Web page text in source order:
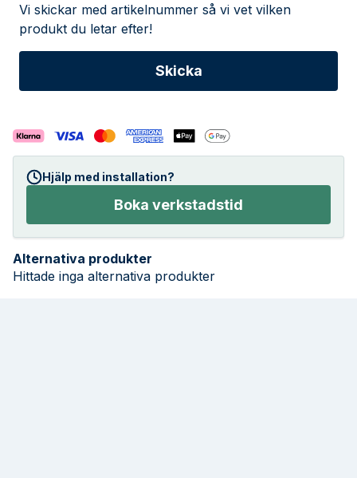
Vi skickar med artikelnummer så vi vet vilken
produkt du letar efter!
Hjälp med installation?
Boka verkstadstid
Alternativa produkter
Hittade inga alternativa produkter